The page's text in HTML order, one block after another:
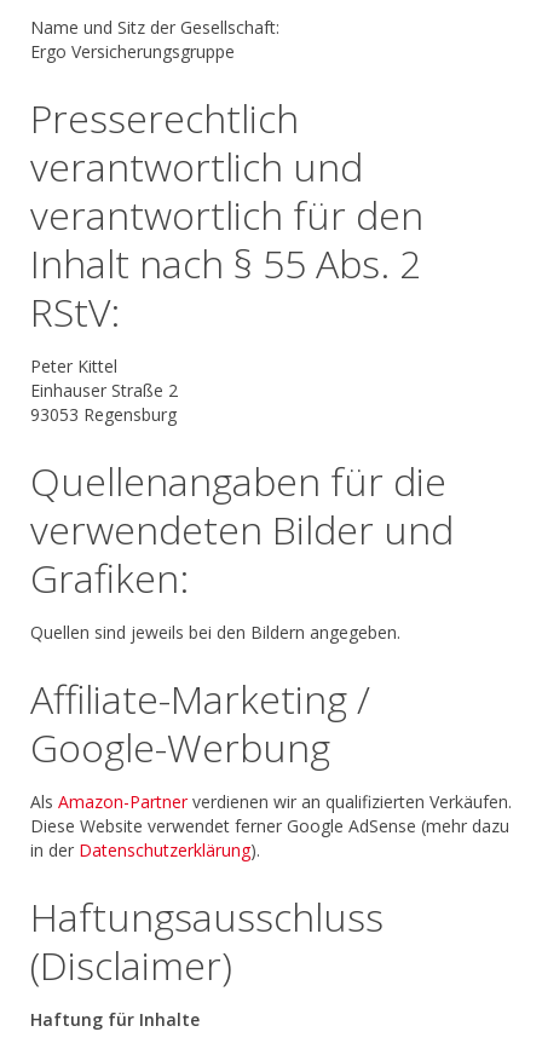
Name und Sitz der Gesellschaft:
Ergo Versicherungsgruppe
Presserechtlich
verantwortlich und
verantwortlich für den
Inhalt nach § 55 Abs. 2
RStV:
Peter Kittel
Einhauser Straße 2
93053 Regensburg
Quellenangaben für die
verwendeten Bilder und
Grafiken:
Quellen sind jeweils bei den Bildern angegeben.
Affiliate-Marketing /
Google-Werbung
Als Amazon-Partnerverdienen wir an qualifizierten Verkäufen.
Diese Website verwendet ferner Google AdSense (mehr dazu
in der Datenschutzerklärung).
Haftungsausschluss
(Disclaimer)
Haftung für Inhalte